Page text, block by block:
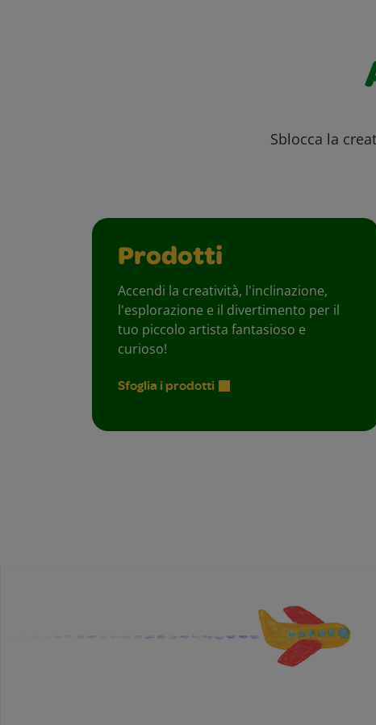
Sblocca la
Prodotti
Accendi la creatività, l'inclinazione,
l'esplorazione e il divertimento per il
tuo piccolo artista fantasioso e
curioso!
Sfoglia i prodotti